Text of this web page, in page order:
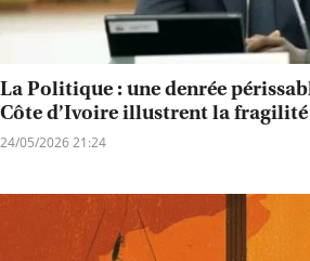
La Politique : une denrée
Côte d’Ivoire illustrent la
24/05/2026 21:24